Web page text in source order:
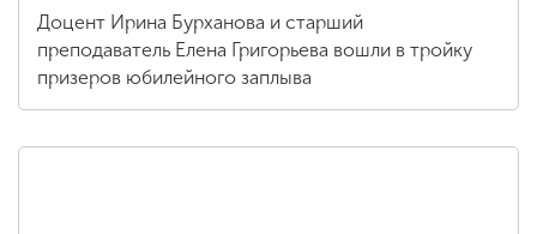
Доцент Ирина Бурханова и старший
преподаватель Елена Григорьева вошли в тройку
призеров юбилейного заплыва